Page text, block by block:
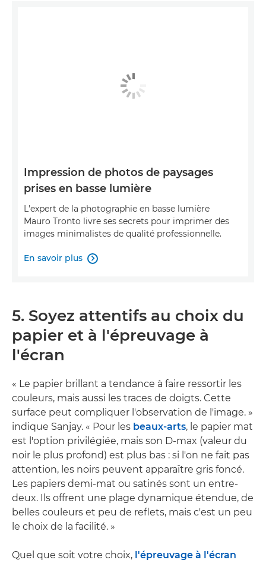
Impression de photos de paysages
prises en basse lumière
L'expert de la photographie en basse lumière
Mauro Tronto livre ses secrets pour imprimer des
images minimalistes de qualité professionnelle.
En savoir plus 
5. Soyez attentifs au choix du
papier et à l'épreuvage à
l'écran
« Le papier brillant a tendance à faire ressortir les
couleurs, mais aussi les traces de doigts. Cette
surface peut compliquer l'observation de l'image. »
indique Sanjay. « Pour les beaux-arts, le papier mat
est l'option privilégiée, mais son D-max (valeur du
noir le plus profond) est plus bas : si l'on ne fait pas
attention, les noirs peuvent apparaître gris foncé.
Les papiers demi-mat ou satinés sont un entre-
deux. Ils offrent une plage dynamique étendue, de
belles couleurs et peu de reflets, mais c'est un peu
le choix de la facilité. »
Quel que soit votre choix, l'épreuvage à l'écran